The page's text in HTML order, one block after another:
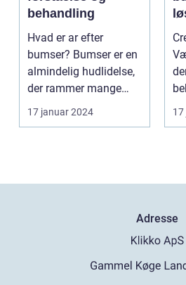
behandling
Hvad er ar efter
bumser? Bumser er en
almindelig hudlidelse,
der rammer mange
mennesker i deres
tee...
17 januar 2024
Adresse